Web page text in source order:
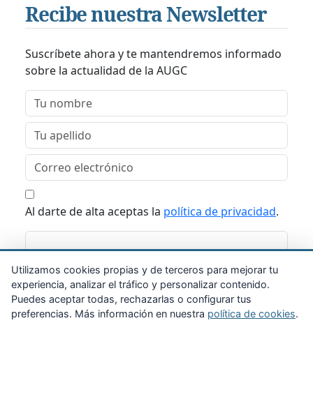
Recibe nuestra Newsletter
Suscríbete ahora y te mantendremos informado
sobre la actualidad de la AUGC
Al darte de alta aceptas la política de privacidad.
Suscribirme
Utilizamos cookies propias y de terceros para mejorar tu
experiencia, analizar el tráfico y personalizar contenido.
Puedes aceptar todas, rechazarlas o configurar tus
preferencias. Más información en nuestra política de cookies.